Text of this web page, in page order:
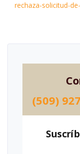
rechaza-solicitud-
(509)